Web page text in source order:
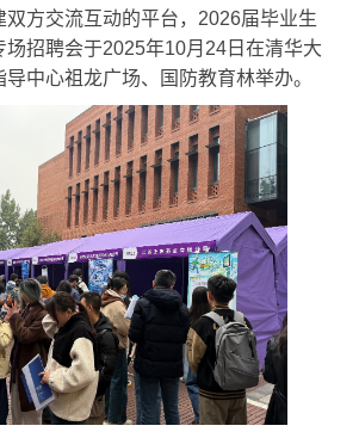
双方交流互动的平台，2026届毕业生
场招聘会于2025年10月24日在清华大
中心祖龙广场、国防教育林举办。